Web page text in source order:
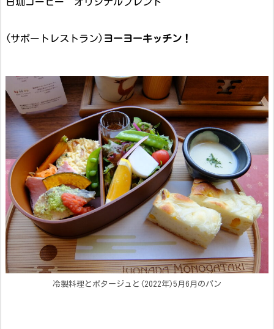
(サポートレストラン) ヨーヨーキッチン！
冷製料理とポタージュと(2022年)5月6月のパン